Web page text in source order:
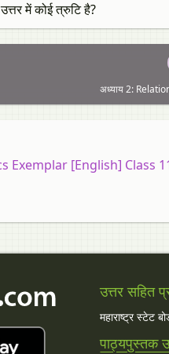
में कोई त्रुटि है?
अध्याय 2:
Exemplar [English] Class
उत्तर सहित
महाराष्ट्र स्टेट
पाठ्यपुस्तक